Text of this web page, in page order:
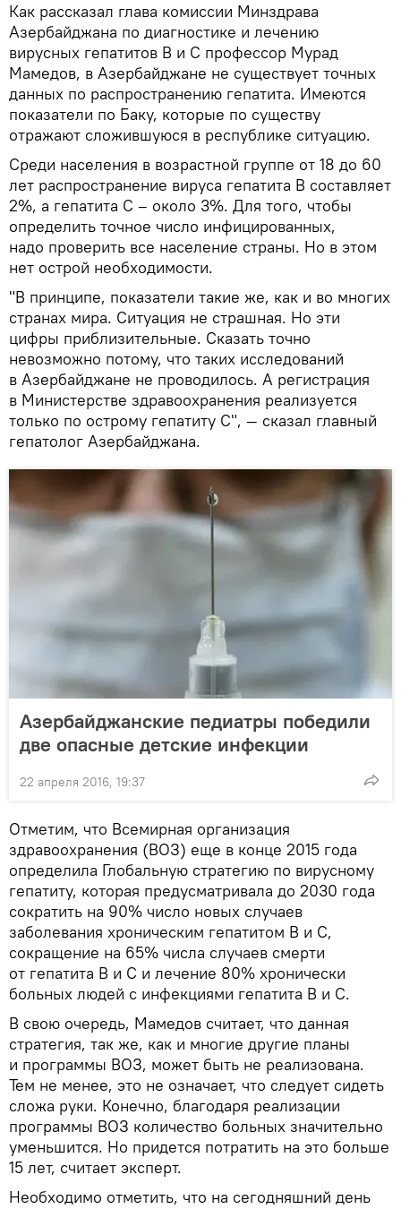
Как рассказал глава комиссии Минздрава
Азербайджана по диагностике и лечению
вирусных гепатитов В и С профессор Мурад
Мамедов, в Азербайджане не существует точных
данных по распространению гепатита. Имеются
показатели по Баку, которые по существу
отражают сложившуюся в республике ситуацию.
Среди населения в возрастной группе от 18 до 60
лет распространение вируса гепатита В составляет
2%, а гепатита С – около 3%. Для того, чтобы
определить точное число инфицированных,
надо проверить все население страны. Но в этом
нет острой необходимости.
"В принципе, показатели такие же, как и во многих
странах мира. Ситуация не страшная. Но эти
цифры приблизительные. Сказать точно
невозможно потому, что таких исследований
в Азербайджане не проводилось. А регистрация
в Министерстве здравоохранения реализуется
только по острому гепатиту С", — сказал главный
гепатолог Азербайджана.
Азербайджанские педиатры победили
две опасные детские инфекции
22 апреля 2016, 19:37
Отметим, что Всемирная организация
здравоохранения (ВОЗ) еще в конце 2015 года
определила Глобальную стратегию по вирусному
гепатиту, которая предусматривала до 2030 года
сократить на 90% число новых случаев
заболевания хроническим гепатитом В и С,
сокращение на 65% числа случаев смерти
от гепатита В и С и лечение 80% хронически
больных людей с инфекциями гепатита В и С.
В свою очередь, Мамедов считает, что данная
стратегия, так же, как и многие другие планы
и программы ВОЗ, может быть не реализована.
Тем не менее, это не означает, что следует сидеть
сложа руки. Конечно, благодаря реализации
программы ВОЗ количество больных значительно
уменьшится. Но придется потратить на это больше
15 лет, считает эксперт.
Необходимо отметить, что на сегодняшний день